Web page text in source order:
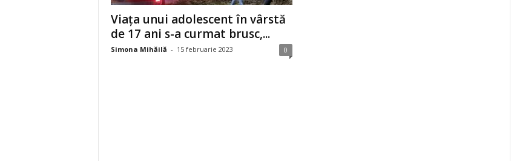
Viața unui adolescent în vârstă
de 17 ani s-a curmat brusc,...
Simona Mihăilă - 15 februarie 2023 0